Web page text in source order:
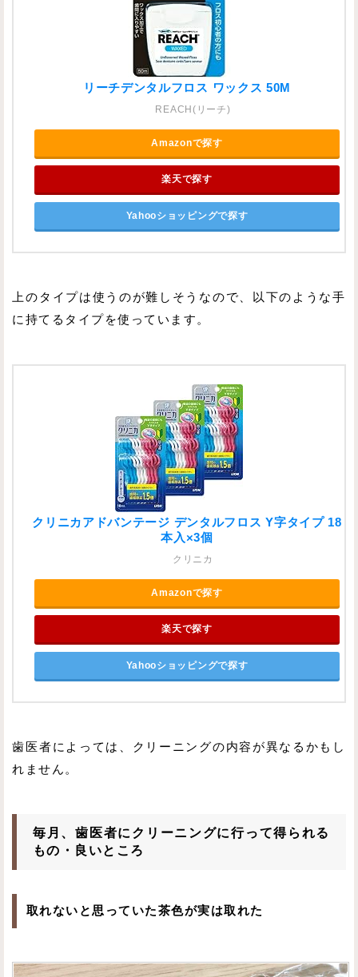
リーチデンタルフロス ワックス 50M
REACH(リーチ)
Amazonで探す
楽天で探す
Yahooショッピングで探す
上のタイプは使うのが難しそうなので、以下のような手
に持てるタイプを使っています。
クリニカアドバンテージ デンタルフロス Y字タイプ 18
本入×3個
クリニカ
Amazonで探す
楽天で探す
Yahooショッピングで探す
歯医者によっては、クリーニングの内容が異なるかもし
れません。
毎月、歯医者にクリーニングに行って得られる
もの・良いところ
取れないと思っていた茶色が実は取れた